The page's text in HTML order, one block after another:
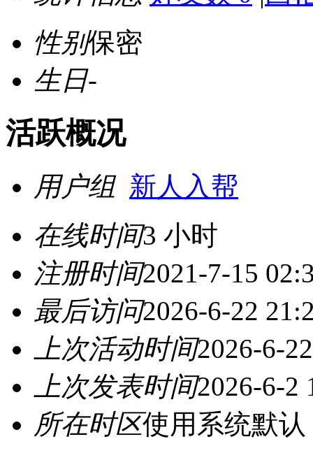
性别保密
生日-
活跃概况
用户组 新人入帮
在线时间3 小时
注册时间2021-7-15
最后访问2026-6-22
上次活动时间2026-6-
上次发表时间2026-6-2
所在时区使用系统默认